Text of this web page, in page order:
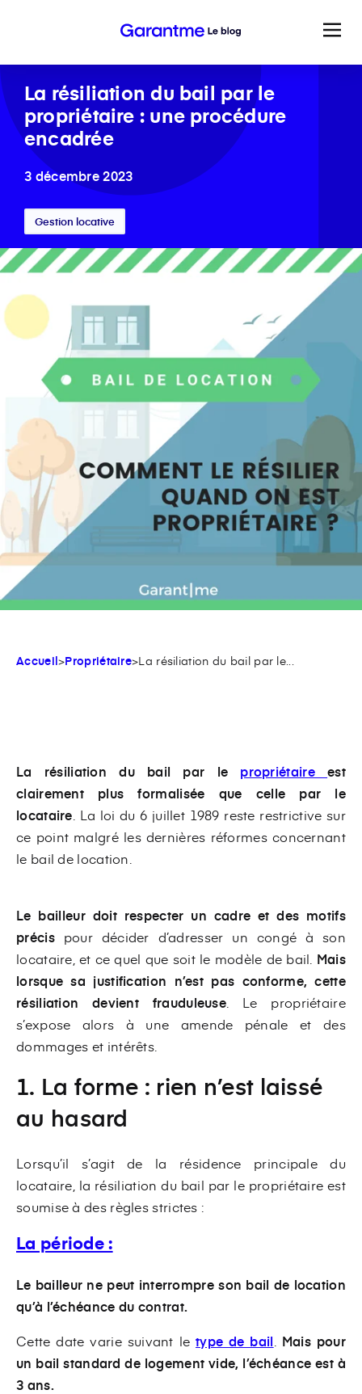
La résiliation du bail par le
propriétaire : une procédure
encadrée
3 décembre 2023
Gestion locative
Accueil>Propriétaire>La résiliation du bail par le...
La résiliation du bail par le propriétaireest
clairement plus formalisée que celle par le
locataire . La loi du 6 juillet 1989 reste restrictive sur
ce point malgré les dernières réformes concernant
le bail de location.
Le bailleur doit respecter un cadre et des motifs
précispour décider d’adresser un congé à son
locataire, et ce quel que soit le modèle de bail. Mais
lorsque sa justification n’est pas conforme, cette
résiliation devient frauduleuse . Le propriétaire
s’expose alors à une amende pénale et des
dommages et intérêts.
1. La forme : rien n’est laissé
au hasard
Lorsqu’il s’agit de la résidence principale du
locataire, la résiliation du bail par le propriétaire est
soumise à des règles strictes :
La période :
Le bailleur ne peut interrompre son bail de location
qu’à l’échéance du contrat.
Cette date varie suivant le type de bail Mais pour
un bail standard de logement vide, l’échéance est à
3 ans.